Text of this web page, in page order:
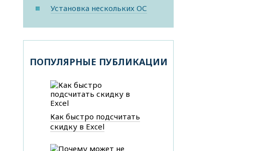
Установка нескольких ОС
ПОПУЛЯРНЫЕ ПУБЛИКАЦИИ
Как быстро подсчитать
скидку в Excel